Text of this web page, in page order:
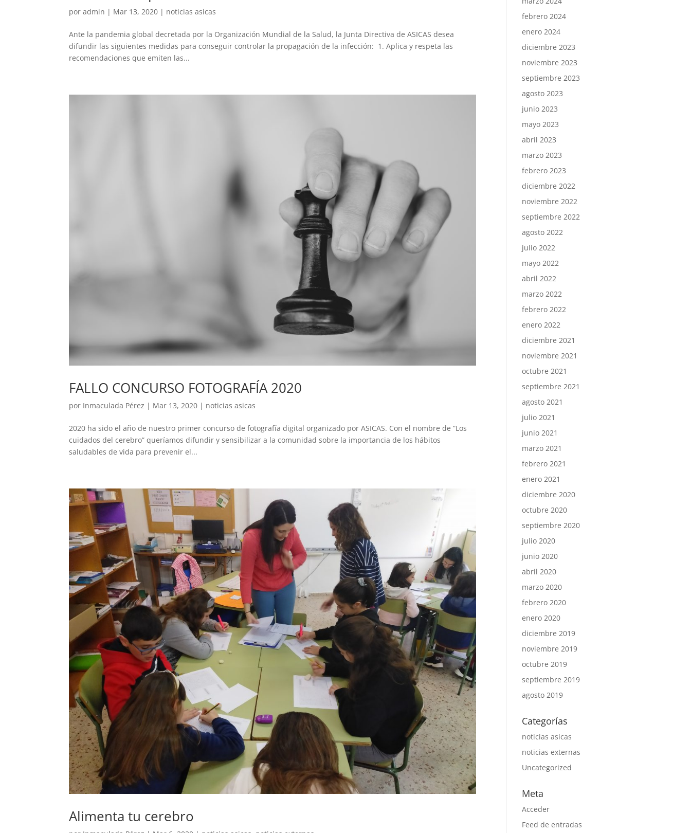
poradmin | Mar 13, 2020 | noticias asicas
Ante la pandemia global decretada por la Organización Mundial de la Salud, la Junta Directiva de ASICAS desea
difundir las siguientes medidas para conseguir controlar la propagación de la infección: 1. Aplica y respeta las
recomendaciones que emiten las...
FALLO CONCURSO FOTOGRAFÍA 2020
por Inmaculada Pérez | Mar 13, 2020 | noticias asicas
2020 ha sido el año de nuestro primer concurso de fotografía digital organizado por ASICAS. Con el nombre de “Los
cuidados del cerebro” queríamos difundir y sensibilizar a la comunidad sobre la importancia de los hábitos
saludables de vida para prevenir el...
Alimenta tu cerebro
febrero 2024
enero 2024
diciembre 2023
noviembre 2023
septiembre 2023
agosto 2023
junio 2023
mayo 2023
abril 2023
marzo 2023
febrero 2023
diciembre 2022
noviembre 2022
septiembre 2022
agosto 2022
julio 2022
mayo 2022
abril 2022
marzo 2022
febrero 2022
enero 2022
diciembre 2021
noviembre 2021
octubre 2021
septiembre 2021
agosto 2021
julio 2021
junio 2021
marzo 2021
febrero 2021
enero 2021
diciembre 2020
octubre 2020
septiembre 2020
julio 2020
junio 2020
abril 2020
marzo 2020
febrero 2020
enero 2020
diciembre 2019
noviembre 2019
octubre 2019
septiembre 2019
agosto 2019
Categorías
noticias asicas
noticias externas
Uncategorized
Meta
Acceder
Feed de entradas